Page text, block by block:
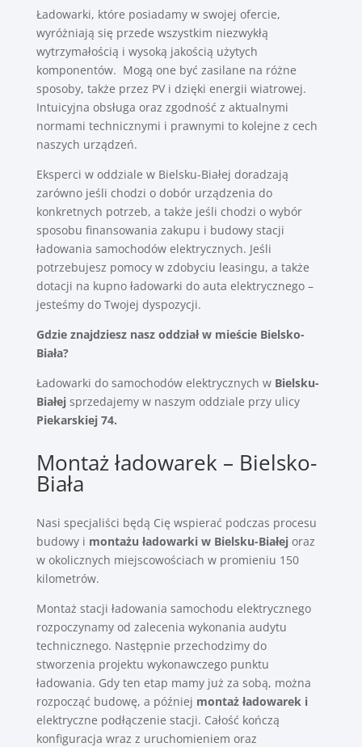
Ładowarki, które posiadamy w swojej ofercie,
wyróżniają się przede wszystkim niezwykłą
wytrzymałością i wysoką jakością użytych
komponentów. Mogą one być zasilane na różne
sposoby, także przez PV i dzięki energii wiatrowej.
Intuicyjna obsługa oraz zgodność z aktualnymi
normami technicznymi i prawnymi to kolejne z cech
naszych urządzeń.
Eksperci w oddziale w Bielsku-Białej doradzają
zarówno jeśli chodzi o dobór urządzenia do
konkretnych potrzeb, a także jeśli chodzi o wybór
sposobu finansowania zakupu i budowy stacji
ładowania samochodów elektrycznych. Jeśli
potrzebujesz pomocy w zdobyciu leasingu, a także
dotacji na kupno ładowarki do auta elektrycznego –
jesteśmy do Twojej dyspozycji.
Gdzie znajdziesz nasz oddział w mieście Bielsko-
Biała?
Ładowarki do samochodów elektrycznych w Bielsku-
Białej sprzedajemy w naszym oddziale przy ulicy
Piekarskiej 74.
Montaż ładowarek – Bielsko-
Biała
Nasi specjaliści będą Cię wspierać podczas procesu
budowy i montażu ładowarki w Bielsku-Białejoraz
w okolicznych miejscowościach w promieniu 150
kilometrów.
Montaż stacji ładowania samochodu elektrycznego
rozpoczynamy od zalecenia wykonania audytu
technicznego. Następnie przechodzimy do
stworzenia projektu wykonawczego punktu
ładowania. Gdy ten etap mamy już za sobą, można
rozpocząć budowę, a później montaż ładowarek i
elektryczne podłączenie stacji. Całość kończą
konfiguracja wraz z uruchomieniem oraz